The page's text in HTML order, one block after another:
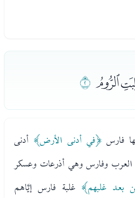
ﮯ
فارس﴿في أدنى الأرض﴾ أدنى
وفارس وهي أذرعات وعسكر
بعد غلبهم﴾ غلبة فارس إيَّاهم